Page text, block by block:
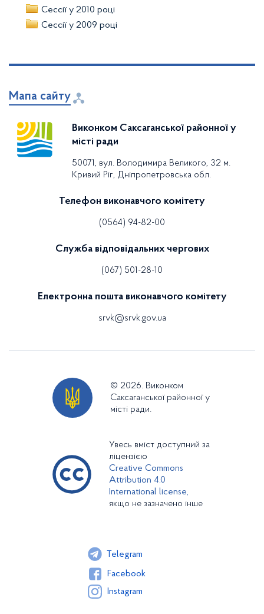
Сессії у 2010 році
Сессії у 2009 році
Мапа сайту
Виконком Саксаганської районної у
місті ради
50071, вул. Володимира Великого, 32 м.
Кривий Ріг, Дніпропетровська обл.
Телефон виконавчого комітету
(0564) 94-82-00
Служба відповідальних чергових
(067) 501-28-10
Електронна пошта виконавчого комітету
srvk@srvk.gov.ua
© 2026. Виконком
Саксаганської районної у
місті ради.
Увесь вміст доступний за
ліцензією
Creative Commons
Attribution 4.0
International license,
якщо не зазначено інше
Telegram
Facebook
Instagram